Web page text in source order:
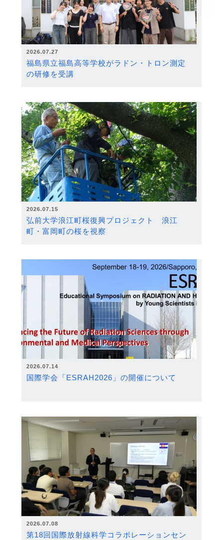
2026.07.27
福島県立福島高等学校がラドン・トロン測定
の研修を受講
2026.07.15
弘前大学浪江町桜復興プロジェクト 浪江
町・富岡町の桜を視察
2026.07.14
国際学会「ESRAH2026」の開催について
2026.07.08
第18回国際放射線科学コラボレーションセン